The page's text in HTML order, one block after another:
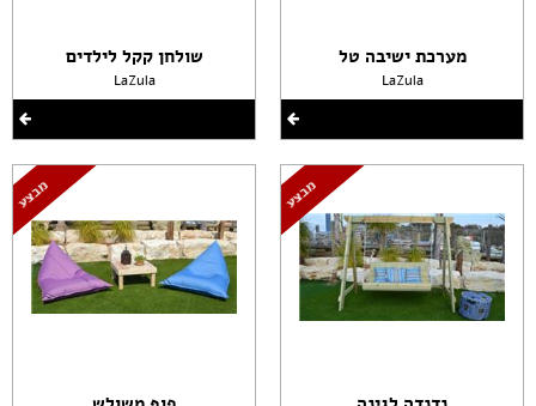
מערכת ישיבה טל
LaZula
שולחן קקל לילדים
LaZula